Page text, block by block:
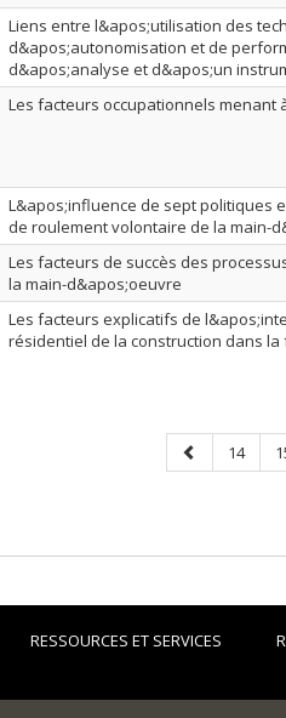
Liens entre l&apos;utilisation des
d&apos;autonomisation et de
d&apos;analyse et d&apos;un
Les facteurs occupationnels
L&apos;influence de sept politiques
de roulement volontaire de la main-
Les facteurs de succès des
la main-d&apos;oeuvre
Les facteurs explicatifs de
résidentiel de la construction dans
Page
précédente
Page
14
RESSOURCES ET SERVICES